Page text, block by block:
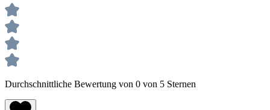
Durchschnittliche Bewertung von 0 von 5 Sternen